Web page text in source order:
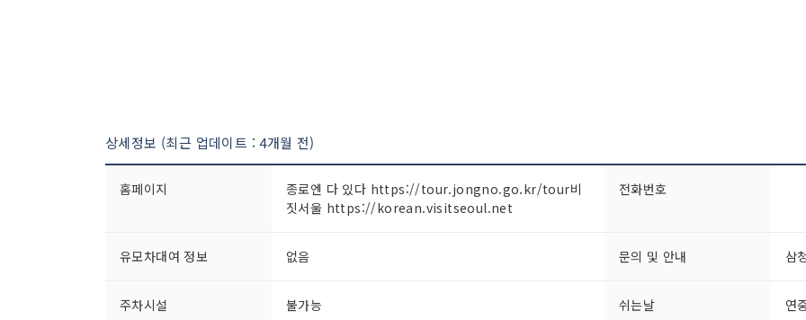
상세정보 (최근 업데이트 : 4개월 전)
홈페이지
종로엔 다 있다 https://tour.jongno.go.kr/tour비
짓서울 https://korean.visitseoul.net
전화번호
유모차대여 정보 없음 문의 및 안내 삼
주차시설 불가능 쉬는날 연